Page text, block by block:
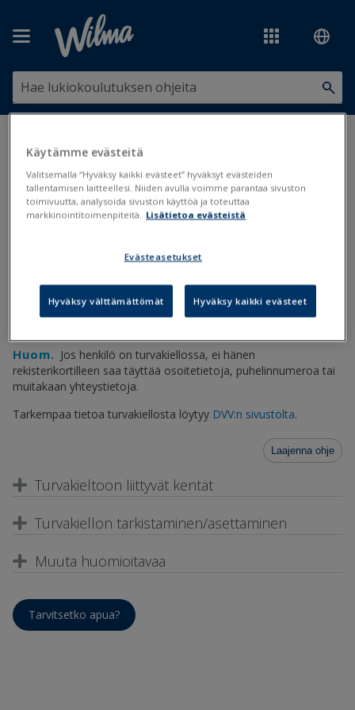
Turvakielto
Turvakielto
Primuksessa voi merkitä tiedon turvakiellosta opiskelijoille,
Huom. Jos henkilö on turvakiellossa, ei hänen
rekisterikortilleen saa täyttää osoitetietoja, puhelinnumeroa tai
muitakaan yhteystietoja.
Tarkempaa tietoa turvakiellosta löytyy DVV:n sivustolta.
Laajenna ohje
Turvakieltoon liittyvät kentät
Turvakiellon tarkistaminen/asettaminen
Muuta huomioitavaa
Tarvitsetko apua?
Käytämme evästeitä
Valitsemalla “Hyväksy kaikki evästeet” hyväksyt evästeiden
tallentamisen laitteellesi. Niiden avulla voimme parantaa sivuston
toimivuutta, analysoida sivuston käyttöä ja toteuttaa
markkinointitoimenpiteitä. Lisätietoa evästeistä
Evästeasetukset
Hyväksy välttämättömät Hyväksy kaikki evästeet